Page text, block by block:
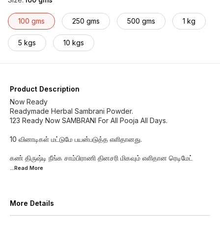
100 gms 250 gms 500 gms 1 kg
5 kgs 10 kgs
Product Description
Now Ready
Readymade Herbal Sambrani Powder.
123 Ready Now SAMBRANI For All Pooja All Days.
10 வினாடிகள் மட்டுமே பயன்படுத்த எளிதானது.
கண் திருஷ்டி நீங்க சாம்பிராணி தினசரி மிகவும் எளிதான ரெடிமேட்
...Read More
More Details